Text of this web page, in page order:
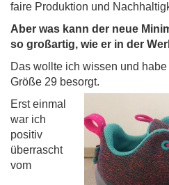
faire Produktion und
Aber was kann der neue
so großartig, wie er in der
Das wollte ich wissen und
Größe 29 besorgt.
Erst einmal
war ich
positiv
überrascht
vom